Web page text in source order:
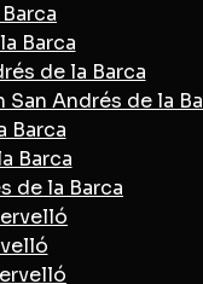
Barca
de la Barca
Andrés de la
Barca
Barca
de la Barca